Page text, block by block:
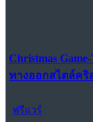
Christmas
ทางออกสไตล์คริ
ฟรีแวร์